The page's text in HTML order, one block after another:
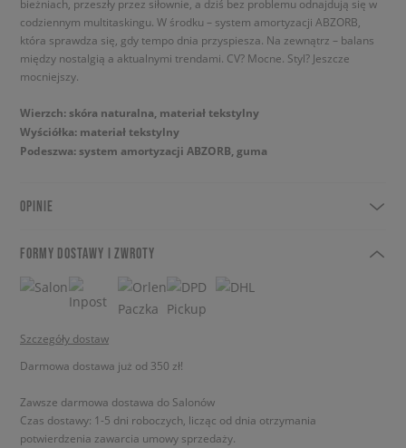
bieżniach, przeszły przez siłownie, a dziś bez problemu odnajdują się w
codziennym multitaskingu. W środku – system amortyzacji ABZORB,
która sprawdza się, gdy tempo dnia przyspiesza. Na zewnątrz – balans
między nostalgią a aktualnymi trendami. CV? Mocne. Styl? Jeszcze
mocniejszy.
Wierzch: skóra naturalna, materiał tekstylny
Wyściółka: materiał tekstylny
Podeszwa: system amortyzacji ABZORB, guma
OPINIE
FORMY DOSTAWY I ZWROTY
Szczegóły dostaw
Darmowa dostawa już od 350 zł!
Zawsze darmowa dostawa do Salonów
Czas dostawy: 1-5 dni roboczych, licząc od dnia otrzymania
potwierdzenia zawarcia umowy sprzedaży.